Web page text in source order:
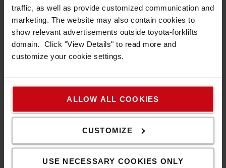
traffic, as well as provide customized communication and
marketing. The website may also contain cookies to
show relevant advertisements outside toyota-forklifts
domain. Click "View Details" to read more and
customize your cookie settings.
ALLOW ALL COOKIES
CUSTOMIZE
USE NECESSARY COOKIES ONLY
Vem gynnas av en kortsiktig
automationslösning?